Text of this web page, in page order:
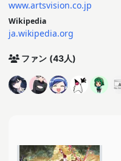
www.artsvision.co.jp
Wikipedia
ja.wikipedia.org
ファン (43人)